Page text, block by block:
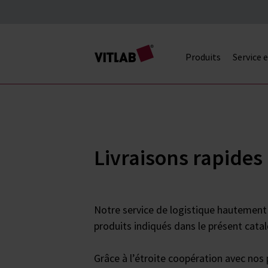
Produits Service
Livraisons rapides
Notre service de logistique
produits indiqués dans le présent
Grâce à l’étroite coopération avec